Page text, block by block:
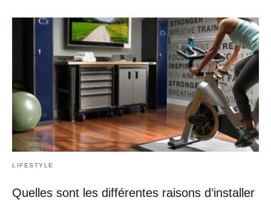
LIFESTYLE
Quelles sont les différentes raisons d’installer